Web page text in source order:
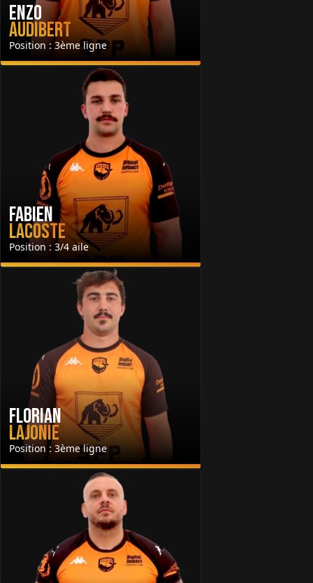
Enzo
Audibert
Position : 3ème ligne
Fabien
Lacoste
Position : 3/4 aile
Florian
Lajonie
Position : 3ème ligne